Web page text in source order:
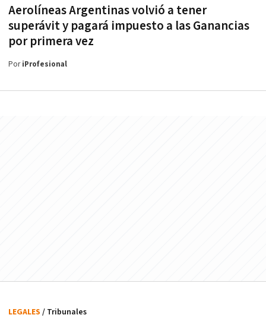
Aerolíneas Argentinas volvió a tener
superávit y pagará impuesto a las Ganancias
por primera vez
PoriProfesional
LEGALES / Tribunales